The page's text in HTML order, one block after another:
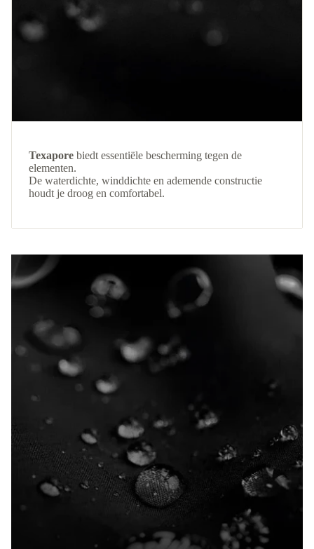
Texapore biedt essentiële bescherming tegen de
elementen.
De waterdichte, winddichte en ademende constructie
houdt je droog en comfortabel.